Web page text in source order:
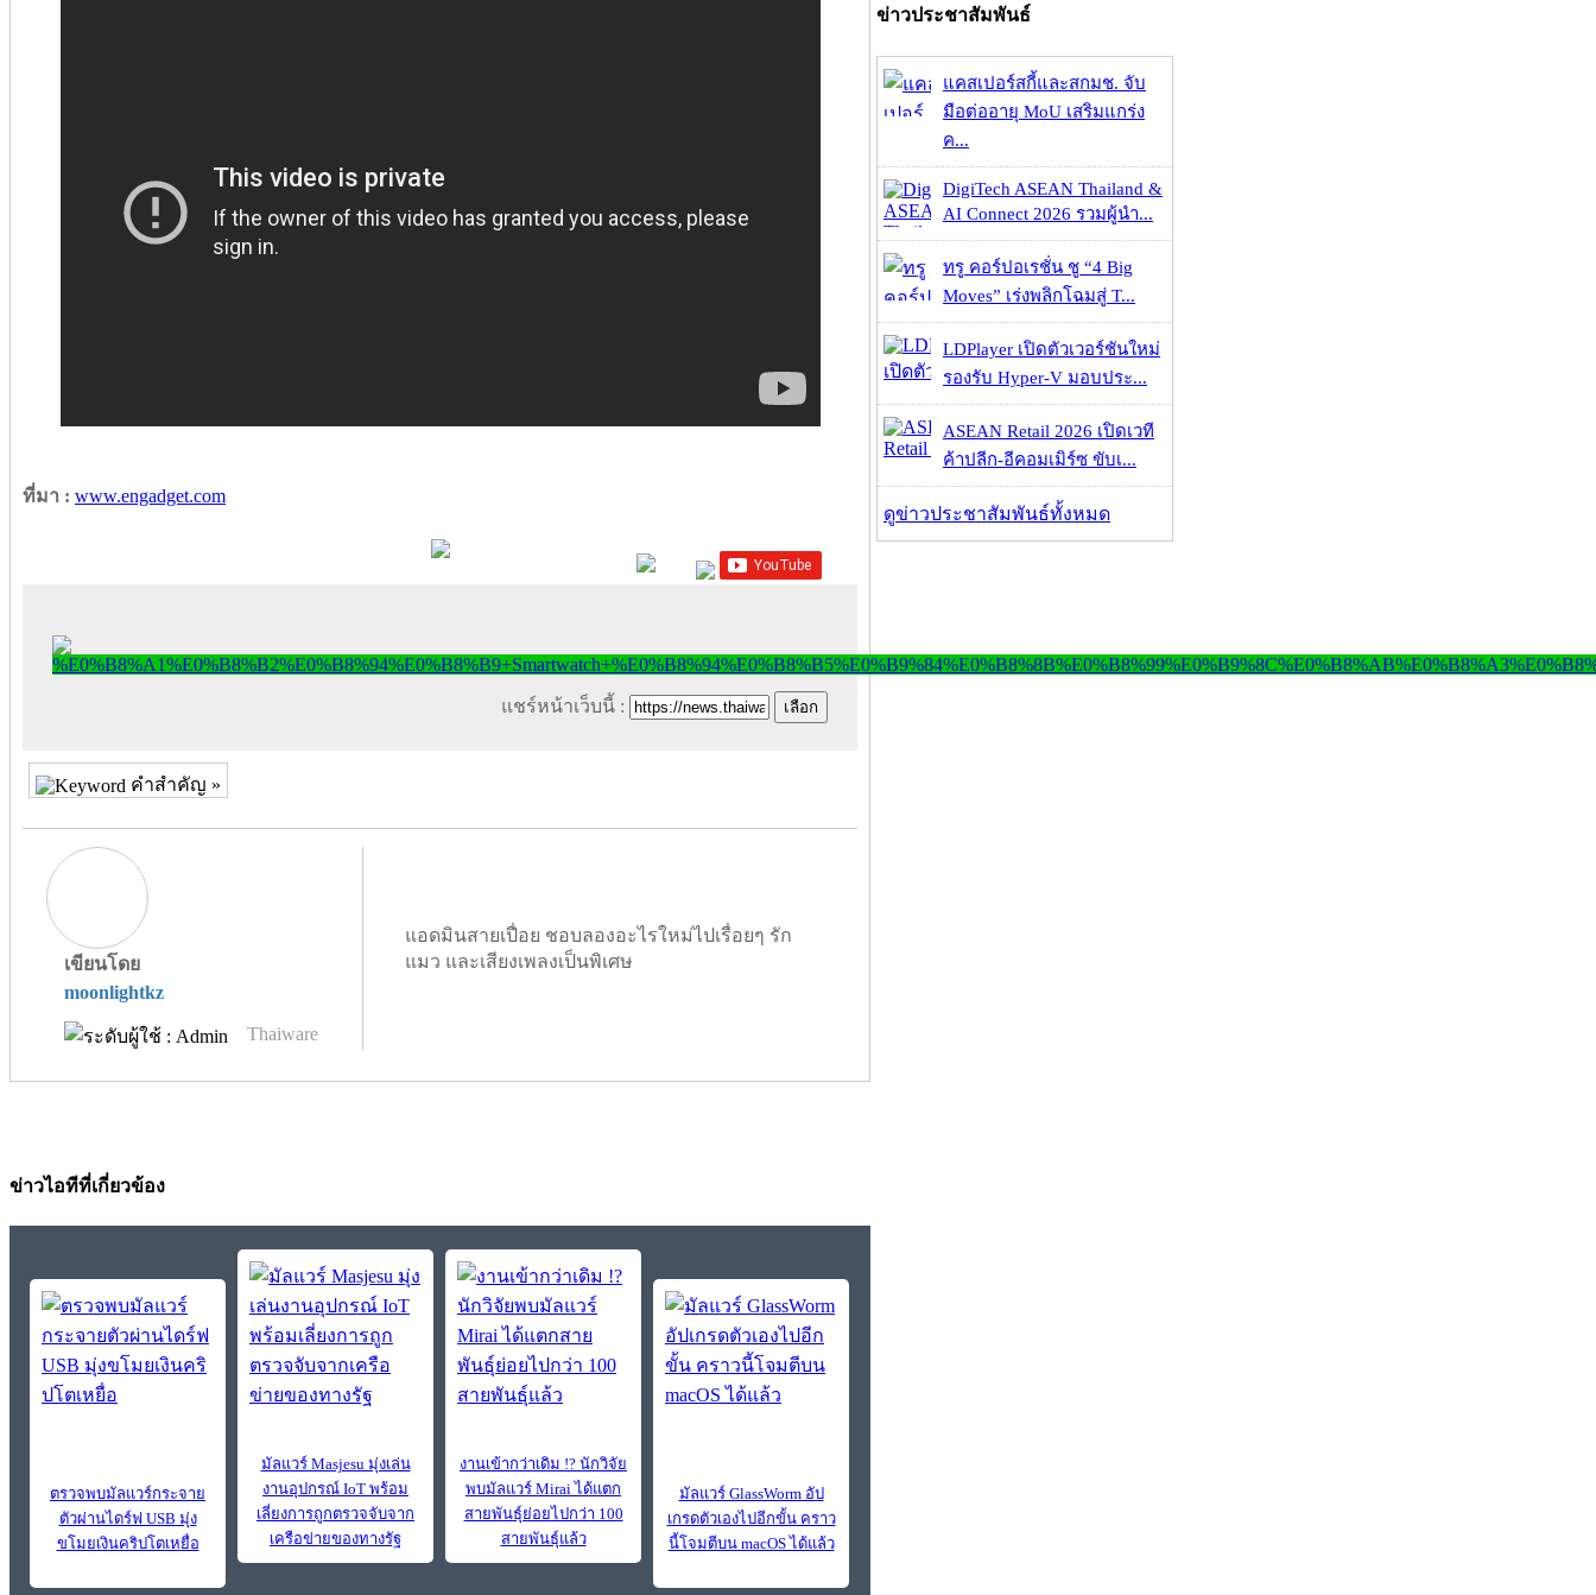
ที่มา : www.engadget.com
แชร์หน้าเว็บนี้ :
คำสำคัญ »
เขียนโดย
moonlightkz
Thaiware
แอดมินสายเปื่อย ชอบลองอะไรใหม่ไปเรื่อยๆ รัก
แมว และเสียงเพลงเป็นพิเศษ
ข่าวไอทีที่เกี่ยวข้อง
ตรวจพบมัลแวร์กระจาย
ตัวผ่านไดร์ฟ USB มุ่ง
ขโมยเงินคริปโตเหยื่อ
มัลแวร์ Masjesu มุ่งเล่น
งานอุปกรณ์ IoT พร้อม
เลี่ยงการถูกตรวจจับจาก
เครือข่ายของทางรัฐ
งานเข้ากว่าเดิม !? นักวิจัย
พบมัลแวร์ Mirai ได้แตก
สายพันธุ์ย่อยไปกว่า 100
สายพันธุ์แล้ว
มัลแวร์ GlassWorm อัป
เกรดตัวเองไปอีกขั้น คราว
นี้โจมตีบน macOS ได้แล้ว
ข่าวประชาสัมพันธ์
แคสเปอร์สกี้และสกมช. จับ
มือต่ออายุ MoU เสริมแกร่ง
ค...
DigiTech ASEAN Thailand &
AI Connect 2026 รวมผู้นำ...
ทรู คอร์ปอเรชั่น ชู “4 Big
Moves” เร่งพลิกโฉมสู่ T...
LDPlayer เปิดตัวเวอร์ชันใหม่
รองรับ Hyper-V มอบประ...
ASEAN Retail 2026 เปิดเวที
ค้าปลีก-อีคอมเมิร์ซ ขับเ...
ดูข่าวประชาสัมพันธ์ทั้งหมด